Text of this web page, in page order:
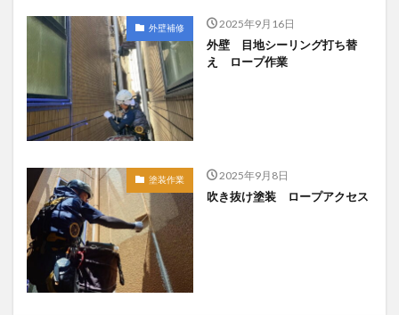
外壁補修 2025年9月16日
外壁 目地シーリング打ち替
え ロープ作業
塗装作業 2025年9月8日
吹き抜け塗装 ロープアクセス